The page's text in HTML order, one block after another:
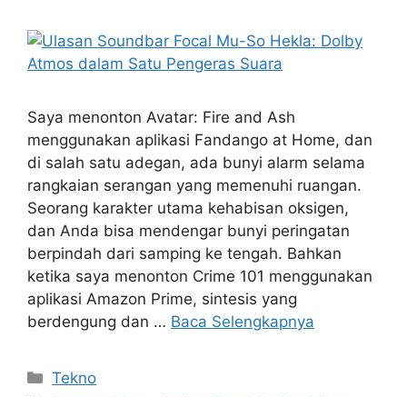
Saya menonton Avatar: Fire and Ash
menggunakan aplikasi Fandango at Home, dan
di salah satu adegan, ada bunyi alarm selama
rangkaian serangan yang memenuhi ruangan.
Seorang karakter utama kehabisan oksigen,
dan Anda bisa mendengar bunyi peringatan
berpindah dari samping ke tengah. Bahkan
ketika saya menonton Crime 101 menggunakan
aplikasi Amazon Prime, sintesis yang
berdengung dan … Baca Selengkapnya
Kategori
Tekno